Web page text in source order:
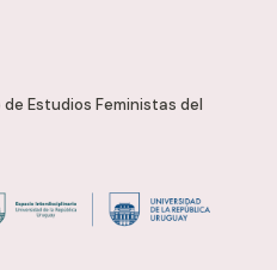
Estudios Feministas del